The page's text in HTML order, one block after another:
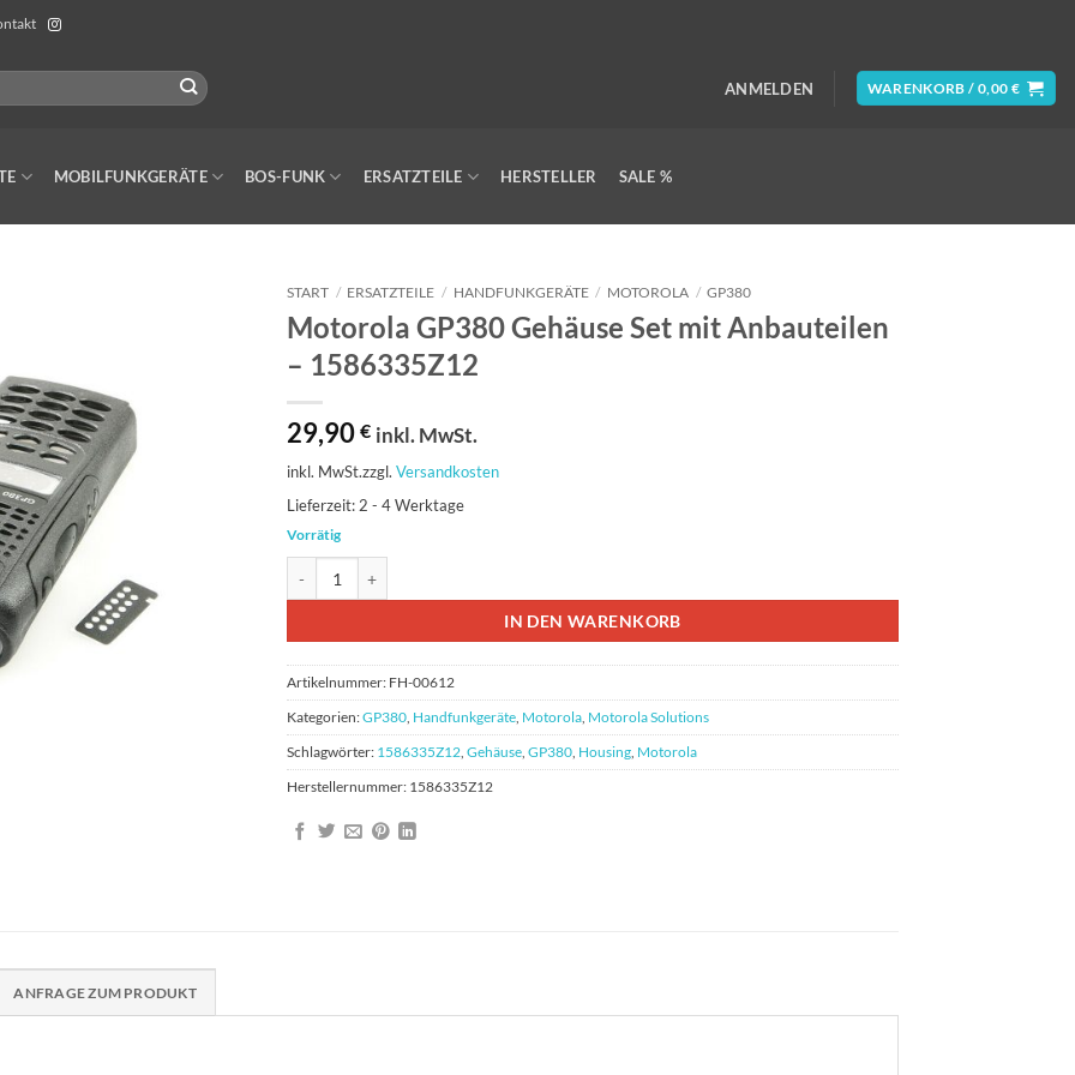
ANMELDEN WARENKORB / 0,00 €
MOBILFUNKGERÄTE BOS-FUNK ERSATZTEILE HERSTELLER SALE %
START / ERSATZTEILE / HANDFUNKGERÄTE / MOTOROLA / GP380
Motorola GP380 Gehäuse Set mit Anbauteilen
– 1586335Z12
29,90 € inkl. MwSt.
inkl. MwSt.zzgl. Versandkosten
Lieferzeit: 2 - 4 Werktage
Vorrätig
IN DEN WARENKORB
Artikelnummer: FH-00612
Kategorien:GP380 Handfunkgeräte Motorola Motorola Solutions
Schlagwörter: 1586335Z12 Gehäuse GP380 Housing Motorola
Herstellernummer: 1586335Z12
ANFRAGE ZUM PRODUKT